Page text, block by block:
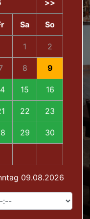
>>
Sa So
1 2
8 9
15 16
22 23
29 30
09.08.2026